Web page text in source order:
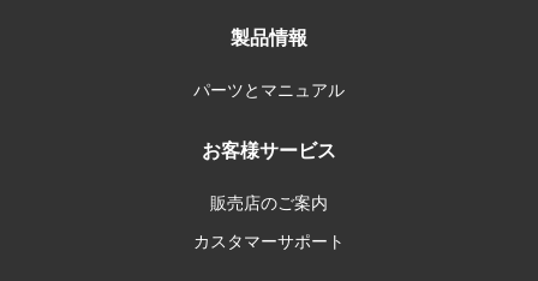
製品情報
パーツとマニュアル
お客様サービス
販売店のご案内
カスタマーサポート